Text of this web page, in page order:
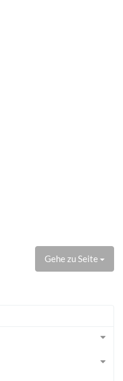
Gehe zu Seite